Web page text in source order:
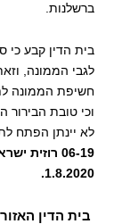
ברשלנות.
בית הדין קבע כי
חשיפת הממונה
וכי טובת הבירור
לא יינתן הפתח
06-19
1.8.2020.
בית הדין